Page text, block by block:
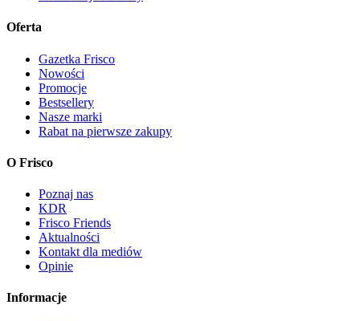
Oferta
Gazetka Frisco
Nowości
Promocje
Bestsellery
Nasze marki
Rabat na pierwsze zakupy
O Frisco
Poznaj nas
KDR
Frisco Friends
Aktualności
Kontakt dla mediów
Opinie
Informacje